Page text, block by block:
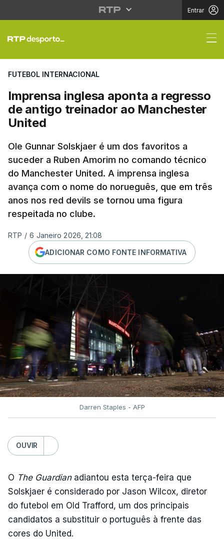
Entrar
Imprensa inglesa
FUTEBOL INTERNACIONAL
Imprensa inglesa aponta a regresso
de antigo treinador ao Manchester
United
Ole Gunnar Solskjaer é um dos favoritos a
suceder a Ruben Amorim no comando técnico
do Manchester United. A imprensa inglesa
avança com o nome do norueguês, que em três
anos nos red devils se tornou uma figura
respeitada no clube.
RTP / 6 Janeiro 2026, 21:08
ADICIONAR COMO FONTE INFORMATIVA
Darren Staples - AFP
OUVIR
O The Guardianadiantou esta terça-feira que
Solskjaer é considerado por Jason Wilcox, diretor
do futebol em Old Trafford, um dos principais
candidatos a substituir o português à frente das
cores do United.